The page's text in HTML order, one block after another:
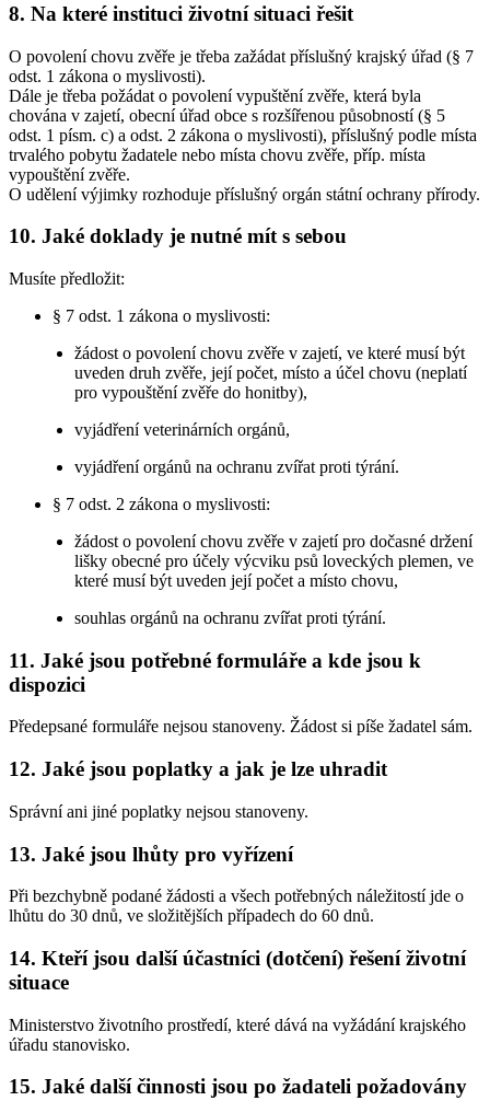
8. Na které instituci životní situaci řešit
O povolení chovu zvěře je třeba zažádat příslušný krajský úřad (§ 7
odst. 1 zákona o myslivosti).
Dále je třeba požádat o povolení vypuštění zvěře, která byla
chována v zajetí, obecní úřad obce s rozšířenou působností (§ 5
odst. 1 písm. c) a odst. 2 zákona o myslivosti), příslušný podle místa
trvalého pobytu žadatele nebo místa chovu zvěře, příp. místa
vypouštění zvěře.
O udělení výjimky rozhoduje příslušný orgán státní ochrany přírody.
10. Jaké doklady je nutné mít s sebou
Musíte předložit:
§ 7 odst. 1 zákona o myslivosti:
žádost o povolení chovu zvěře v zajetí, ve které musí být
uveden druh zvěře, její počet, místo a účel chovu (neplatí
pro vypouštění zvěře do honitby),
vyjádření veterinárních orgánů,
vyjádření orgánů na ochranu zvířat proti týrání.
§ 7 odst. 2 zákona o myslivosti:
žádost o povolení chovu zvěře v zajetí pro dočasné držení
lišky obecné pro účely výcviku psů loveckých plemen, ve
které musí být uveden její počet a místo chovu,
souhlas orgánů na ochranu zvířat proti týrání.
11. Jaké jsou potřebné formuláře a kde jsou k
dispozici
Předepsané formuláře nejsou stanoveny. Žádost si píše žadatel sám.
12. Jaké jsou poplatky a jak je lze uhradit
Správní ani jiné poplatky nejsou stanoveny.
13. Jaké jsou lhůty pro vyřízení
Při bezchybně podané žádosti a všech potřebných náležitostí jde o
lhůtu do 30 dnů, ve složitějších případech do 60 dnů.
14. Kteří jsou další účastníci (dotčení) řešení životní
situace
Ministerstvo životního prostředí, které dává na vyžádání krajského
úřadu stanovisko.
15. Jaké další činnosti jsou po žadateli požadovány